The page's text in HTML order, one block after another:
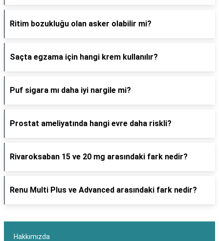
Ritim bozukluğu olan asker olabilir mi?
Saçta egzama için hangi krem kullanılır?
Puf sigara mı daha iyi nargile mi?
Prostat ameliyatında hangi evre daha riskli?
Rivaroksaban 15 ve 20 mg arasındaki fark nedir?
Renu Multi Plus ve Advanced arasındaki fark nedir?
Hakkımızda